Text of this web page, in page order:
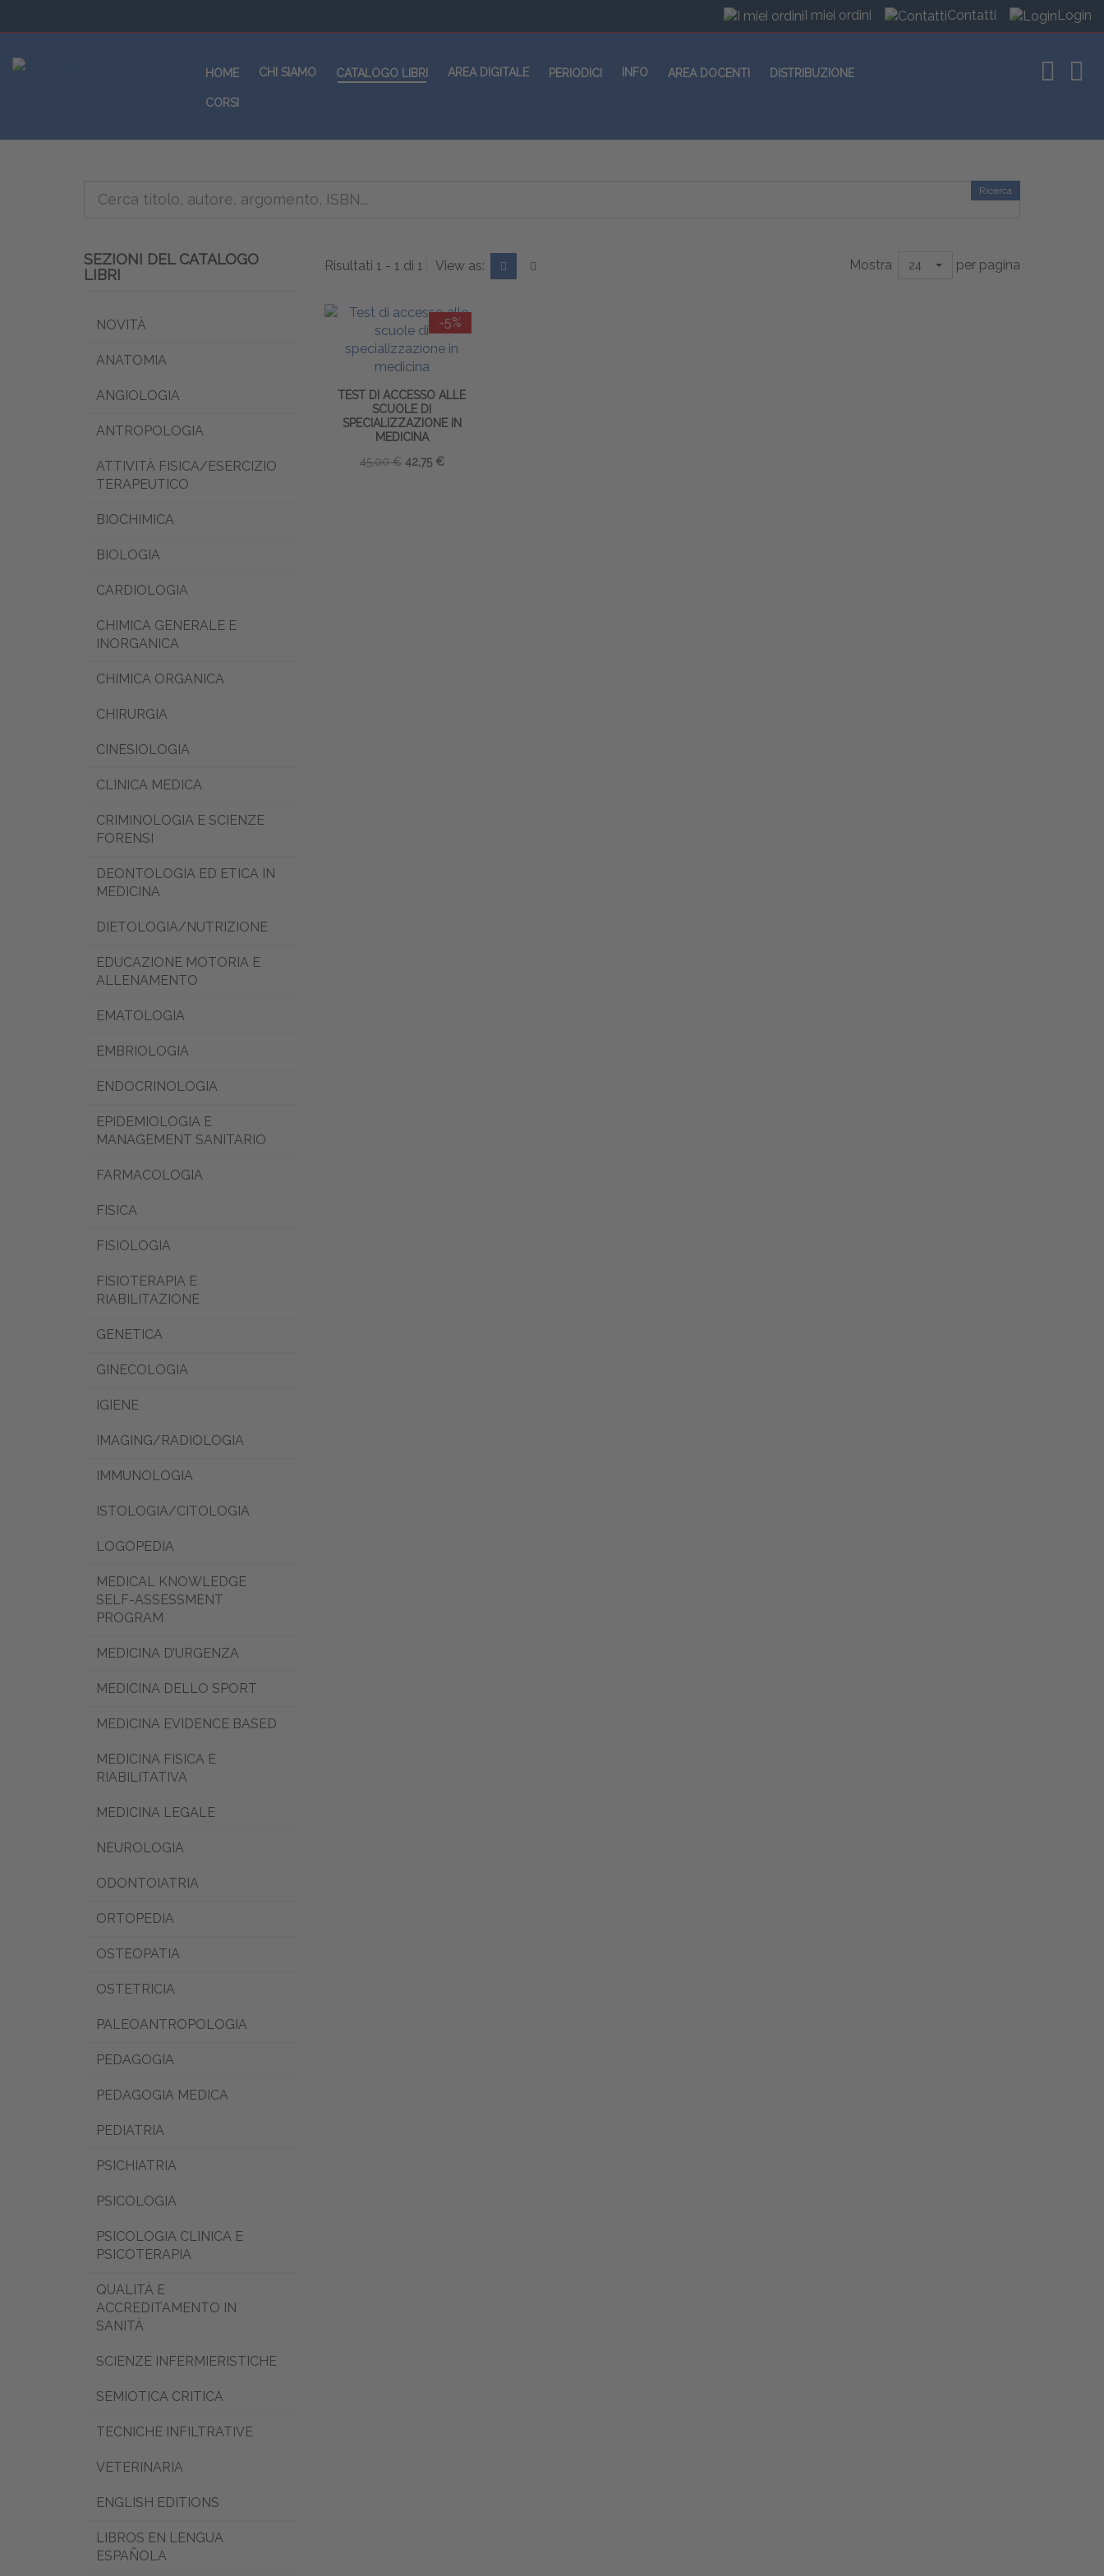
I miei ordini Contatti Login
HOME CHI SIAMO CATALOGO LIBRI AREA DIGITALE PERIODICI INFO AREA DOCENTI DISTRIBUZIONE
CORSI
Ricerca
Risultati 1 - 1 di 1 View as: Mostra 24 per pagina
-5%
TEST DI ACCESSO ALLE
SCUOLE DI
SPECIALIZZAZIONE IN
MEDICINA
45,00 € 42,75 €
SEZIONI DEL CATALOGO
LIBRI
NOVITÀ
ANATOMIA
ANGIOLOGIA
ANTROPOLOGIA
ATTIVITÀ FISICA/ESERCIZIO
TERAPEUTICO
BIOCHIMICA
BIOLOGIA
CARDIOLOGIA
CHIMICA GENERALE E
INORGANICA
CHIMICA ORGANICA
CHIRURGIA
CINESIOLOGIA
CLINICA MEDICA
CRIMINOLOGIA E SCIENZE
FORENSI
DEONTOLOGIA ED ETICA IN
MEDICINA
DIETOLOGIA/NUTRIZIONE
EDUCAZIONE MOTORIA E
ALLENAMENTO
EMATOLOGIA
EMBRIOLOGIA
ENDOCRINOLOGIA
EPIDEMIOLOGIA E
MANAGEMENT SANITARIO
FARMACOLOGIA
FISICA
FISIOLOGIA
FISIOTERAPIA E
RIABILITAZIONE
GENETICA
GINECOLOGIA
IGIENE
IMAGING/RADIOLOGIA
IMMUNOLOGIA
ISTOLOGIA/CITOLOGIA
LOGOPEDIA
MEDICAL KNOWLEDGE
SELF-ASSESSMENT
PROGRAM
MEDICINA D’URGENZA
MEDICINA DELLO SPORT
MEDICINA EVIDENCE BASED
MEDICINA FISICA E
RIABILITATIVA
MEDICINA LEGALE
NEUROLOGIA
ODONTOIATRIA
ORTOPEDIA
OSTEOPATIA
OSTETRICIA
PALEOANTROPOLOGIA
PEDAGOGIA
PEDAGOGIA MEDICA
PEDIATRIA
PSICHIATRIA
PSICOLOGIA
PSICOLOGIA CLINICA E
PSICOTERAPIA
QUALITÀ E
ACCREDITAMENTO IN
SANITÀ
SCIENZE INFERMIERISTICHE
SEMIOTICA CRITICA
TECNICHE INFILTRATIVE
VETERINARIA
ENGLISH EDITIONS
LIBROS EN LENGUA
ESPAÑOLA